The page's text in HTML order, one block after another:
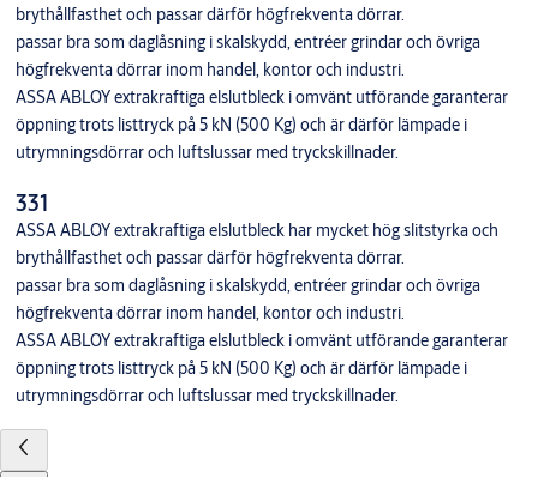
brythållfasthet och passar därför högfrekventa dörrar.
passar bra som daglåsning i skalskydd, entréer grindar och övriga
högfrekventa dörrar inom handel, kontor och industri.
ASSA ABLOY extrakraftiga elslutbleck i omvänt utförande garanterar
öppning trots listtryck på 5 kN (500 Kg) och är därför lämpade i
utrymningsdörrar och luftslussar med tryckskillnader.
331
ASSA ABLOY extrakraftiga elslutbleck har mycket hög slitstyrka och
brythållfasthet och passar därför högfrekventa dörrar.
passar bra som daglåsning i skalskydd, entréer grindar och övriga
högfrekventa dörrar inom handel, kontor och industri.
ASSA ABLOY extrakraftiga elslutbleck i omvänt utförande garanterar
öppning trots listtryck på 5 kN (500 Kg) och är därför lämpade i
utrymningsdörrar och luftslussar med tryckskillnader.